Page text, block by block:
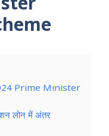
2024 Prime Minister
लोन में अंतर